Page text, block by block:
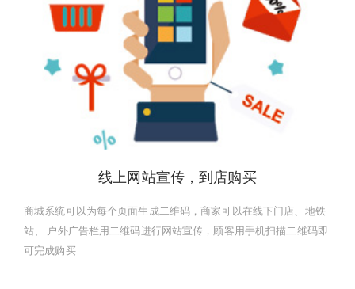
线上网站宣传，到店购买
商城系统可以为每个页面生成二维码，商家可以在线下门店、地铁
站、 户外广告栏用二维码进行网站宣传，顾客用手机扫描二维码即
可完成购买